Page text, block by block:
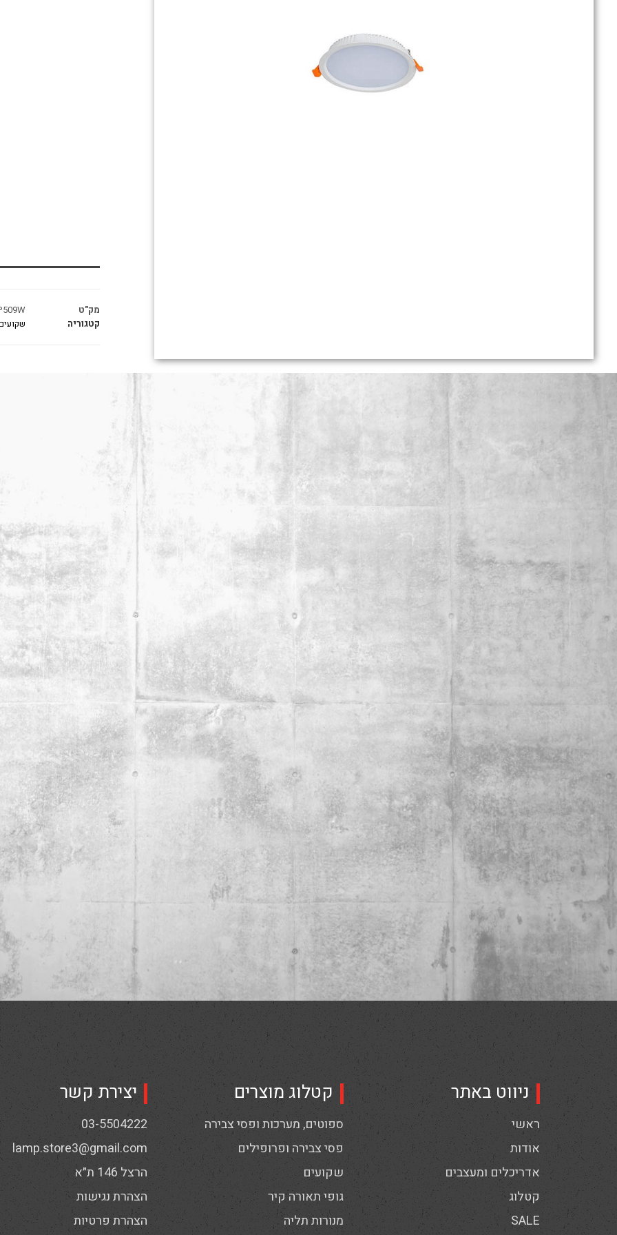
מק"ט
קטגוריה
ניווט באתר
ראשי
אודות
אדריכלים ומעצבים
קטלוג
SALE
קטלוג מוצרים
ספוטים, מערכות ופסי צבירה
פסי צבירה ופרופילים
שקועים
גופי תאורה קיר
מנורות תליה
יצירת קשר
03-5504222
lamp.store3@gmail.com
הרצל 146 ת״א
הצהרת נגישות
הצהרת פרטיות